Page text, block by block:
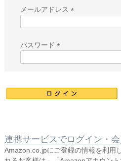
メールアドレス
)
パスワード
)
連携サービスでログイン・
Amazon.co.jpにご登録の情報を利用